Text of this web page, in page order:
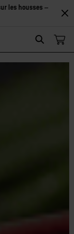
Search
les housses –